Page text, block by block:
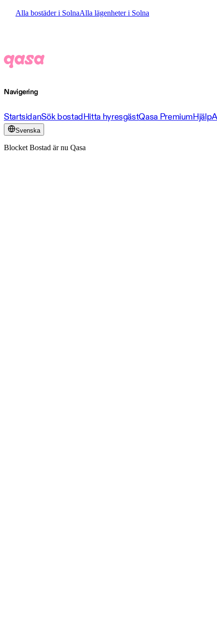
Alla bostäder i SolnaAlla lägenheter i Solna
Navigering
StartsidanSök bostadHitta hyresgästQasa PremiumHjälp
Svenska
Blocket Bostad är nu Qasa